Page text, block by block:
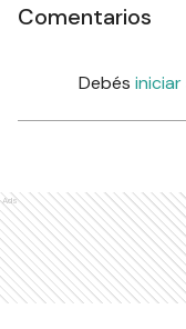
Comentarios
Debés iniciar
Ads